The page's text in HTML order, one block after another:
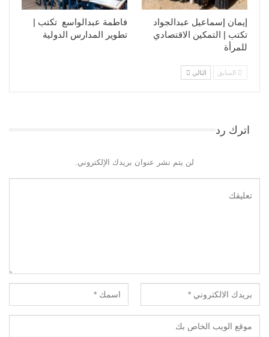
فاطمة عبدالواسع تكتب |
تطوير المدارس الدولية
إيمان إسماعيل عبدالجواد
تكتب | التمكين الاقتصادي
للمرأة
السابق التالي
اترك رد
لن يتم نشر عنوان بريدك الإلكتروني.